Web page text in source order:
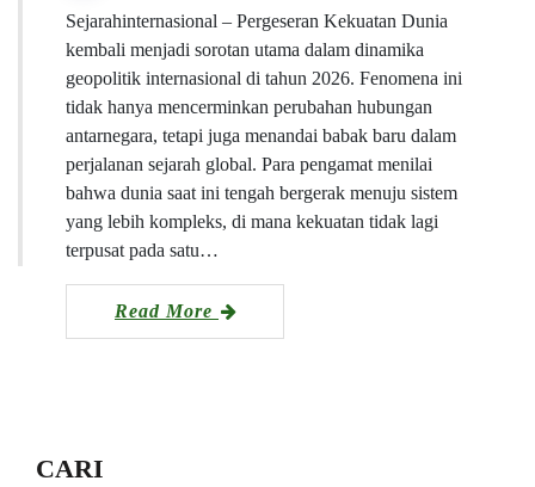
Sejarahinternasional – Pergeseran Kekuatan Dunia
kembali menjadi sorotan utama dalam dinamika
geopolitik internasional di tahun 2026. Fenomena ini
tidak hanya mencerminkan perubahan hubungan
antarnegara, tetapi juga menandai babak baru dalam
perjalanan sejarah global. Para pengamat menilai
bahwa dunia saat ini tengah bergerak menuju sistem
yang lebih kompleks, di mana kekuatan tidak lagi
terpusat pada satu…
Read More
CARI